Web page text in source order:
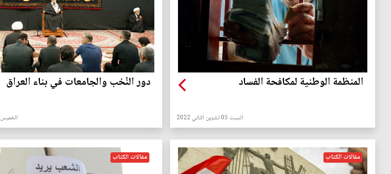
المنظمة الوطنية لمكافحة الفساد
السبت 05 تشرين الثاني 2022
دور النُخب والجامعات في بناء العراق
الخميس 29 ايلول 2022
مقالات الكتاب مقالات الكتاب